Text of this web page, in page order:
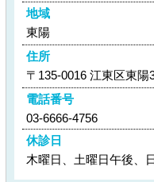
地域
東陽
住所
〒135-0016 江東区東陽
電話番号
03-6666-4756
休診日
木曜日、土曜日午後、